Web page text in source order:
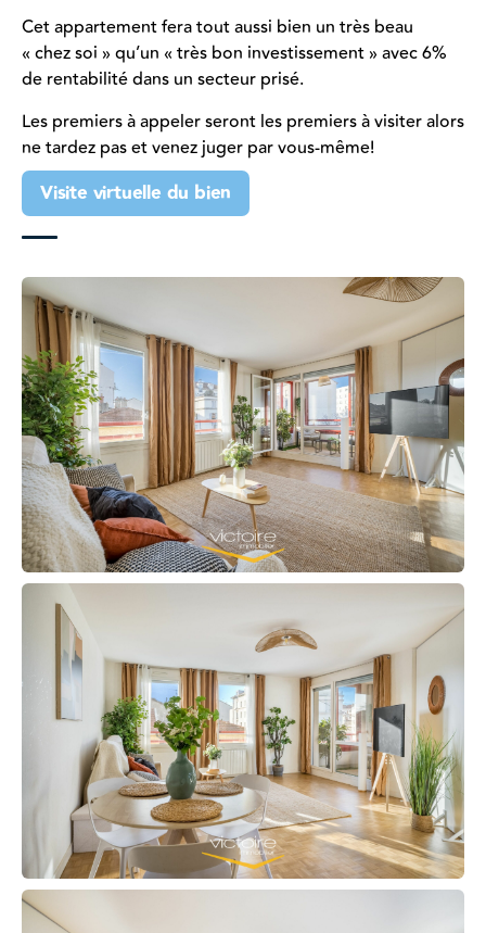
Cet appartement fera tout aussi bien un très beau
« chez soi » qu’un « très bon investissement » avec 6%
de rentabilité dans un secteur prisé.
Les premiers à appeler seront les premiers à visiter alors
ne tardez pas et venez juger par vous-même!
Visite virtuelle du bien